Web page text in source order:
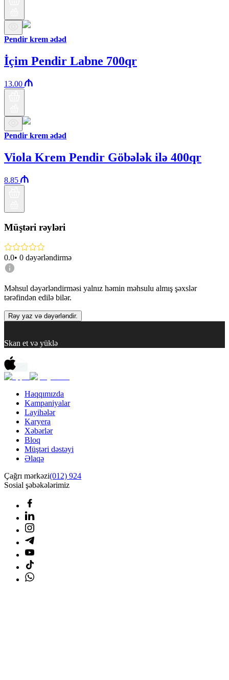
Pendir krem ədəd
İçim Pendir Labne 700qr
13.00
Pendir krem ədəd
Viola Krem Pendir Göbələk ilə 400qr
8.85
Müştəri rəyləri
0.0• 0 dəyərləndirmə
Məhsul dəyərləndirməsi yalnız həmin məhsulu almış şəxslər
tərəfindən edilə bilər.
Rəy yaz və dəyərləndir.
Skan et və yüklə
Haqqımızda
Kampaniyalar
Layihələr
Karyera
Xəbərlər
Bloq
Müştəri dəstəyi
Əlaqə
Çağrı mərkəzi(012) 924
Sosial şəbəkələrimiz